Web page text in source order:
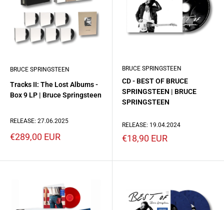
BRUCE SPRINGSTEEN
Tracks II: The Lost Albums -
Box 9 LP | Bruce Springsteen
RELEASE: 27.06.2025
Prezzo
€289,00 EUR
BRUCE SPRINGSTEEN
CD - BEST OF BRUCE
SPRINGSTEEN | BRUCE
SPRINGSTEEN
RELEASE: 19.04.2024
Prezzo
€18,90 EUR